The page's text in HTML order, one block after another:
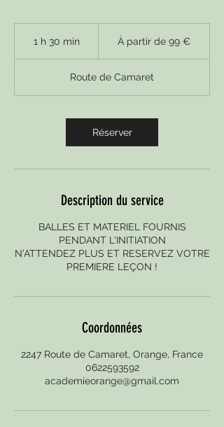
1 h 30 min
m
i
euros
À partir de 99 €
Route de Camaret
Réserver
Description du service
BALLES ET MATERIEL FOURNIS
PENDANT L'INITIATION
N'ATTENDEZ PLUS ET RESERVEZ VOTRE
PREMIERE LEÇON !
Coordonnées
2247 Route de Camaret, Orange, France
0622593592
academieorange@gmail.com